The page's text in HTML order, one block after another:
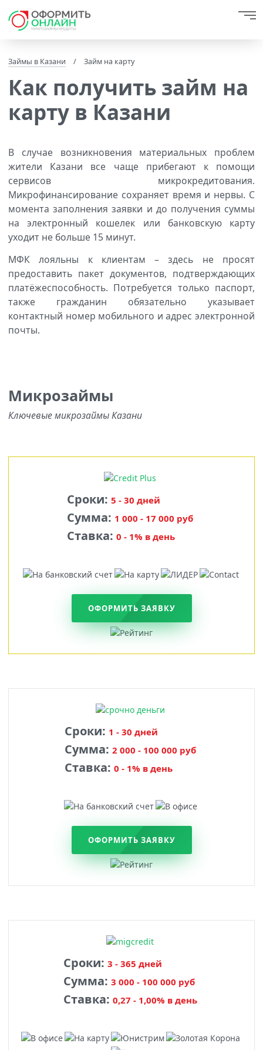
Займы в Казани / Займ на карту
Как получить займ на
карту в Казани
В случае возникновения материальных проблем
жители Казани все чаще прибегают к помощи
сервисов микрокредитования.
Микрофинансирование сохраняет время и нервы. С
момента заполнения заявки и до получения суммы
на электронный кошелек или банковскую карту
уходит не больше 15 минут.
МФК лояльны к клиентам – здесь не просят
предоставить пакет документов, подтверждающих
платёжеспособность. Потребуется только паспорт,
также гражданин обязательно указывает
контактный номер мобильного и адрес электронной
почты.
Микрозаймы
Ключевые микрозаймы Казани
Сроки: 5 - 30 дней
Сумма: 1 000 - 17 000 руб
Ставка: 0 - 1% в день
ОФОРМИТЬ ЗАЯВКУ
Сроки: 1 - 30 дней
Сумма: 2 000 - 100 000 руб
Ставка: 0 - 1% в день
ОФОРМИТЬ ЗАЯВКУ
Сроки: 3 - 365 дней
Сумма: 3 000 - 100 000 руб
Ставка: 0,27 - 1,00% в день